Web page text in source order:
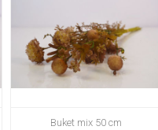
Buket mix 50 cm